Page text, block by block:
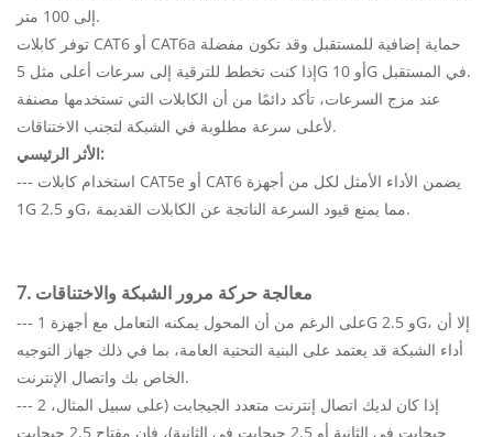
إلى 100 متر.
توفر كابلات CAT6 أو CAT6a حماية إضافية للمستقبل وقد تكون مفضلة
إذا كنت تخطط للترقية إلى سرعات أعلى مثل 5G أو 10G في المستقبل.
عند مزج السرعات، تأكد دائمًا من أن الكابلات التي تستخدمها مصنفة
لأعلى سرعة مطلوبة في الشبكة لتجنب الاختناقات.
الأثر الرئيسي:
--- استخدام كابلات CAT5e أو CAT6 يضمن الأداء الأمثل لكل من أجهزة
1G و 2.5G، مما يمنع قيود السرعة الناتجة عن الكابلات القديمة.
7. معالجة حركة مرور الشبكة والاختناقات
--- على الرغم من أن المحول يمكنه التعامل مع أجهزة 1G و 2.5G، إلا أن
أداء الشبكة قد يعتمد على البنية التحتية العامة، بما في ذلك جهاز التوجيه
الخاص بك واتصال الإنترنت.
--- إذا كان لديك اتصال إنترنت متعدد الجيجابت (على سبيل المثال، 2
جيجابت في الثانية أو 2.5 جيجابت في الثانية)، فإن مفتاح 2.5 جيجابت